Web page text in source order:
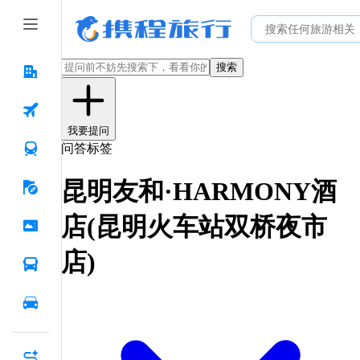
搜索
我要提问
问答标签
昆明友和·HARMONY酒
店(昆明火车站双桥夜市
店)